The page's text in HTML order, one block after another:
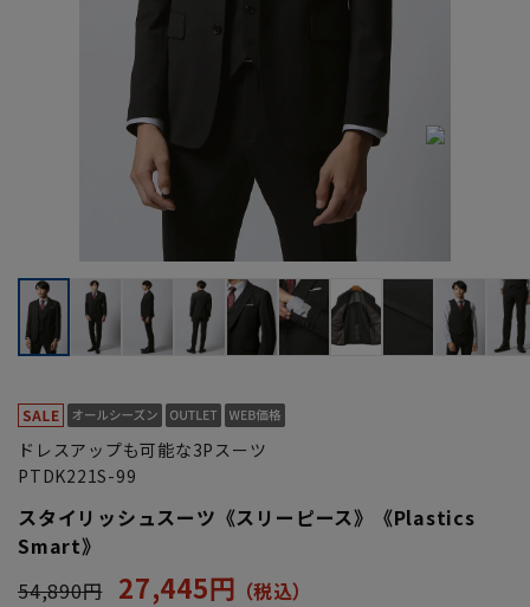
ドレスアップも可能な3Pスーツ
PTDK221S-99
スタイリッシュスーツ《スリーピース》《Plastics
Smart》
54,890円
27,445円